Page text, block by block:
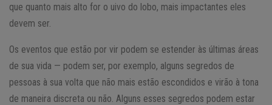
que quanto mais alto for o uivo do lobo, mais impactantes eles
devem ser.
Os eventos que estão por vir podem se estender às últimas áreas
de sua vida — podem ser, por exemplo, alguns segredos de
pessoas à sua volta que não mais estão escondidos e virão à tona
de maneira discreta ou não. Alguns esses segredos podem estar